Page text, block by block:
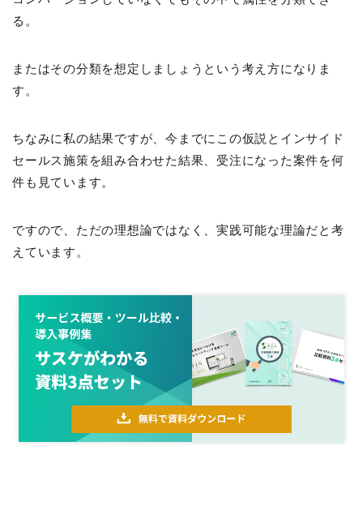
る。
またはその分類を想定しましょうという考え方になりま
す。
ちなみに私の結果ですが、今までにこの仮説とインサイド
セールス施策を組み合わせた結果、受注になった案件を何
件も見ています。
ですので、ただの理想論ではなく、実践可能な理論だと考
えています。